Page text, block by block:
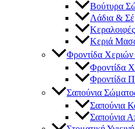
Βούτυρα
Λάδια &
Κεραλοιφές
Κεριά
Φροντίδα
Φροντίδα
Φροντίδα
Σαπούνια
Σαπούνια
Σαπούνια